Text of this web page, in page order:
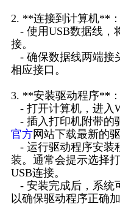
2. **连接到计算机**：
- 使用USB数据线，
接。
- 确保数据线两端接
相应接口。
3. **安装驱动程序**：
- 打开计算机，进入
- 插入打印机附带的
官方网站下载最新的驱
- 运行驱动程序安装
装。通常会提示选择
USB连接。
- 安装完成后，系统
以确保驱动程序正确加